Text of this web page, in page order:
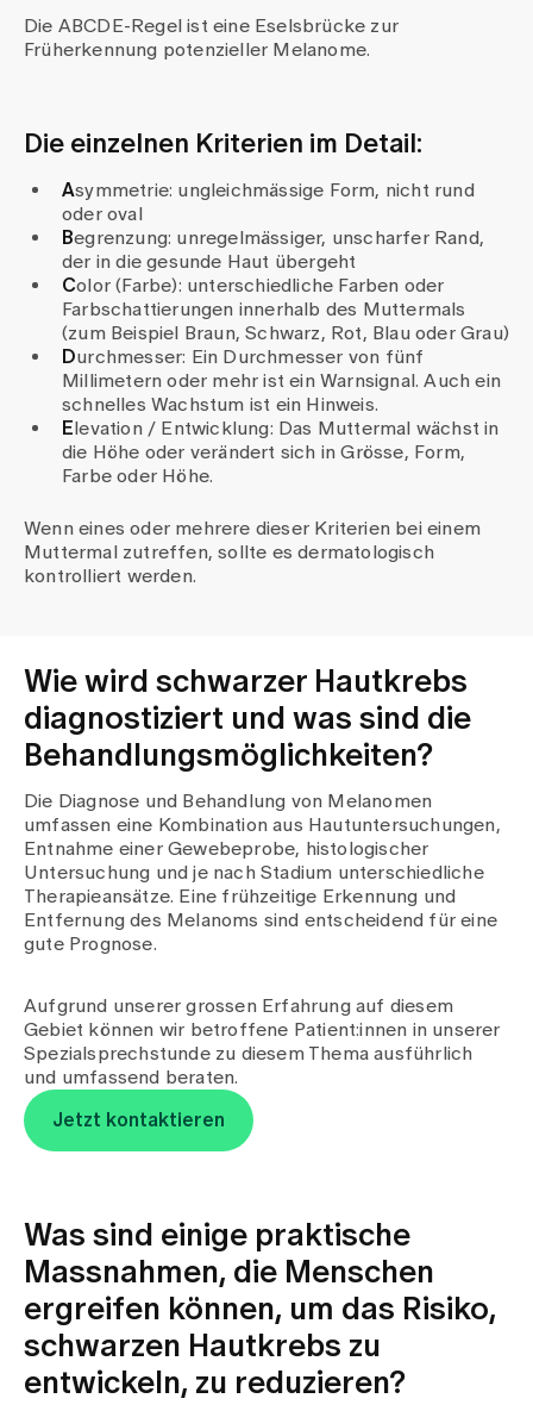
Die ABCDE-Regel ist eine Eselsbrücke zur
Früherkennung potenzieller Melanome.
Die einzelnen Kriterien im Detail:
Asymmetrie: ungleichmässige Form, nicht rund
oder oval
Begrenzung: unregelmässiger, unscharfer Rand,
der in die gesunde Haut übergeht
Color (Farbe): unterschiedliche Farben oder
Farbschattierungen innerhalb des Muttermals
(zum Beispiel Braun, Schwarz, Rot, Blau oder Grau)
Durchmesser: Ein Durchmesser von fünf
Millimetern oder mehr ist ein Warnsignal. Auch ein
schnelles Wachstum ist ein Hinweis.
E levation / Entwicklung: Das Muttermal wächst in
die Höhe oder verändert sich in Grösse, Form,
Farbe oder Höhe.
Wenn eines oder mehrere dieser Kriterien bei einem
Muttermal zutreffen, sollte es dermatologisch
kontrolliert werden.
Wie wird schwarzer Hautkrebs
diagnostiziert und was sind die
Behandlungsmöglichkeiten?
Die Diagnose und Behandlung von Melanomen
umfassen eine Kombination aus Hautuntersuchungen,
Entnahme einer Gewebeprobe, histologischer
Untersuchung und je nach Stadium unterschiedliche
Therapieansätze. Eine frühzeitige Erkennung und
Entfernung des Melanoms sind entscheidend für eine
gute Prognose.
Aufgrund unserer grossen Erfahrung auf diesem
Gebiet können wir betroffene Patient:innen in unserer
Spezialsprechstunde zu diesem Thema ausführlich
und umfassend beraten.
Jetzt kontaktieren
Was sind einige praktische
Massnahmen, die Menschen
ergreifen können, um das Risiko,
schwarzen Hautkrebs zu
entwickeln, zu reduzieren?